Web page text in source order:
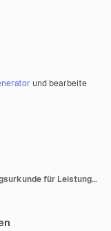
und bearbeite
Auf dem Tisch liegen eine Anerkennungsurkunde für Leistungen und ein Abiturzeugnis